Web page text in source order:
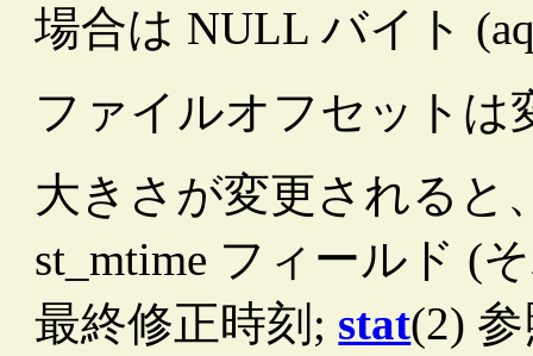
場合は NULL バイト
ファイルオフセットは
大きさが変更されると
st_mtime フィールド (
最終修正時刻; stat(2)